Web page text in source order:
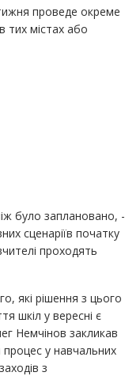
проведе окреме
тих містах або
було заплановано, -
сценаріїв початку
проходять
які рішення з цього
шкіл у вересні є
Немчінов закликав
процес у навчальних
з